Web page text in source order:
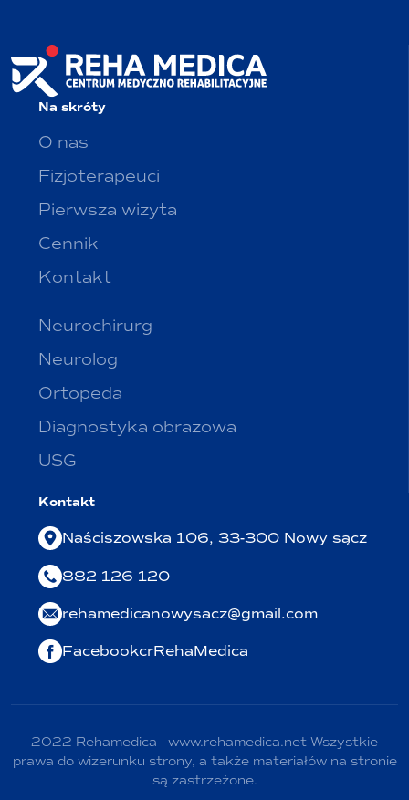
Na skróty
O nas
Fizjoterapeuci
Pierwsza wizyta
Cennik
Kontakt
Neurochirurg
Neurolog
Ortopeda
Diagnostyka obrazowa
USG
Kontakt
Naściszowska 106, 33-300 Nowy sącz
882 126 120
rehamedicanowysacz@gmail.com
FacebookcrRehaMedica
2022 Rehamedica - www.rehamedica.net Wszystkie
prawa do wizerunku strony, a także materiałów na stronie
są zastrzeżone.